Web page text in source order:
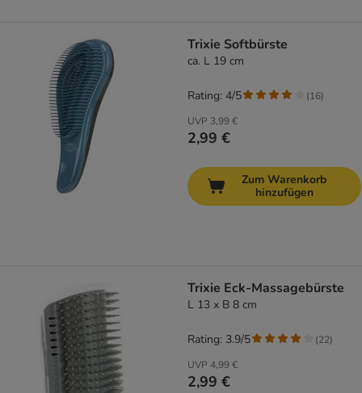
Trixie Softbürste
ca. L 19 cm
UVP 3,99 €
2,99 €
Rating: 4/5 (16)
Zum Warenkorb
hinzufügen
Trixie Eck-Massagebürste
L 13 x B 8 cm
UVP 4,99 €
2,99 €
Rating: 3.9/5 (22)